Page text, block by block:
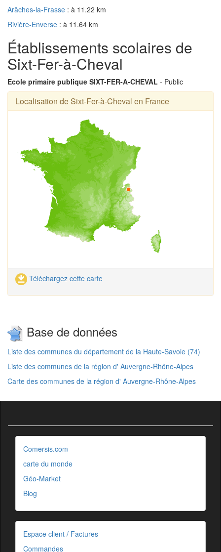
Arâches-la-Frasse : à 11.22 km
Rivière-Enverse : à 11.64 km
Établissements scolaires de
Sixt-Fer-à-Cheval
Ecole primaire publique SIXT-FER-A-CHEVAL - Public
Localisation de Sixt-Fer-à-Cheval en France
Téléchargez cette carte
Base de données
Liste des communes du département de la Haute-Savoie (74)
Liste des communes de la région d' Auvergne-Rhône-Alpes
Carte des communes de la région d' Auvergne-Rhône-Alpes
Comersis.com
carte du monde
Géo-Market
Blog
Espace client / Factures
Commandes